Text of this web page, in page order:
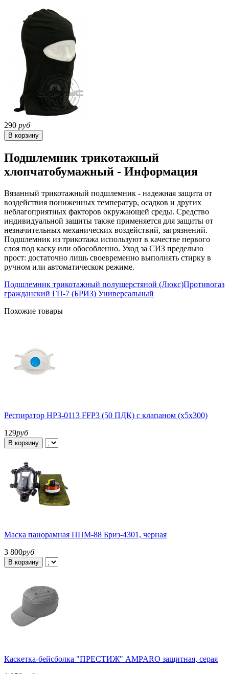
290 руб
Подшлемник трикотажный
хлопчатобумажный - Информация
Вязанный трикотажный подшлемник - надежная защита от
воздействия пониженных температур, осадков и других
неблагоприятных факторов окружающей среды. Средство
индивидуальной защиты также применяется для защиты от
незначительных механических воздействий, загрязнений.
Подшлемник из трикотажа используют в качестве первого
слоя под каску или обособленно. Уход за СИЗ предельно
прост: достаточно лишь своевременно выполнять стирку в
ручном или автоматическом режиме.
Подшлемник трикотажный полушерстяной (Люкс)Противогаз
гражданский ГП-7 (БРИЗ) Универсальный
Похожие товары
Респиратор НРЗ-0113 FFP3 (50 ПДК) с клапаном (х5х300)
129руб
В корзину
Маска панорамная ППМ-88 Бриз-4301, черная
3 800руб
В корзину
Каскетка-бейсболка "ПРЕСТИЖ" AMPARO защитная, серая